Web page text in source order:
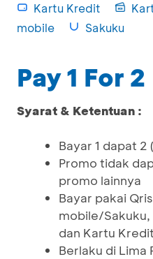
Kartu Kredit
mobile
Sakuku
Pay 1 For 2
Syarat & Ketentuan :
Bayar 1 dapat
Promo tidak
promo lainnya
Bayar pakai
mobile/
dan Kartu
Berlaku di Lima